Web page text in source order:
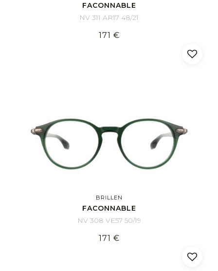
FACONNABLE
NV 311 AR17 48/21
171 €
BRILLEN
FACONNABLE
NV 308 VE57 50/19
171 €